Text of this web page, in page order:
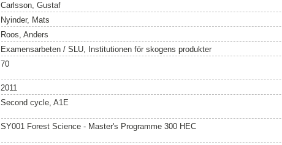
Carlsson, Gustaf
Nyinder, Mats
Roos, Anders
Examensarbeten / SLU, Institutionen för skogens produkter
70
2011
Second cycle, A1E
SY001 Forest Science - Master's Programme 300 HEC